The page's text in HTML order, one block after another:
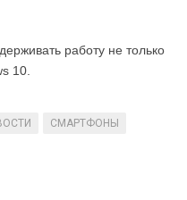
работу не только
10.
СМАРТФОНЫ